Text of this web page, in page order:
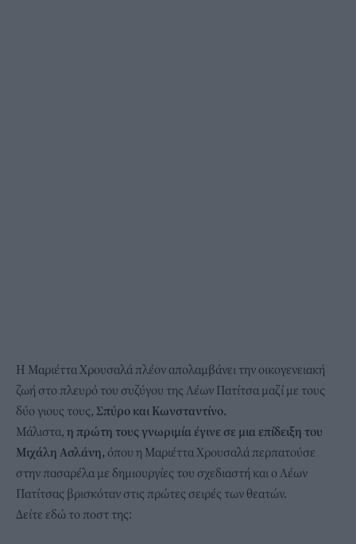
Η Μαριέττα Χρουσαλά πλέον απολαμβάνει την οικογενειακή
ζωή στο πλευρό του συζύγου της Λέων Πατίτσα μαζί με τους
δύο γιους τους, Σπύρο και Κωνσταντίνο.
Μάλιστα, η πρώτη τους γνωριμία έγινε σε μια επίδειξη του
Μιχάλη Ασλάνη, όπου η Μαριέττα Χρουσαλά περπατούσε
στην πασαρέλα με δημιουργίες του σχεδιαστή και ο Λέων
Πατίτσας βρισκόταν στις πρώτες σειρές των θεατών.
Δείτε εδώ το ποστ της: